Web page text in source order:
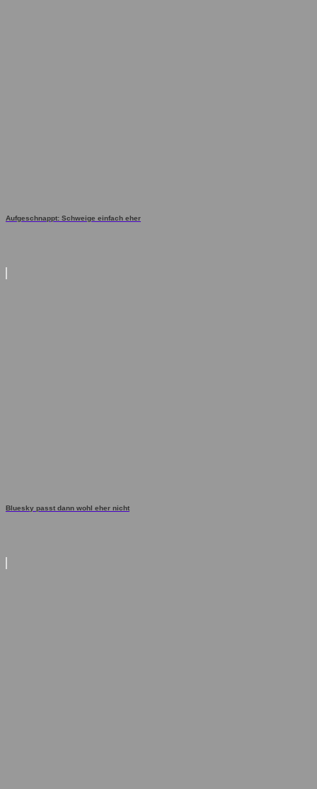
Aufgeschnappt: Schweige einfach eher
Bluesky passt dann wohl eher nicht